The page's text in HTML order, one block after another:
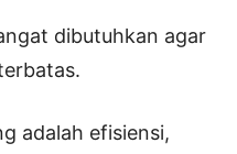
dibutuhkan agar
adalah efisiensi,